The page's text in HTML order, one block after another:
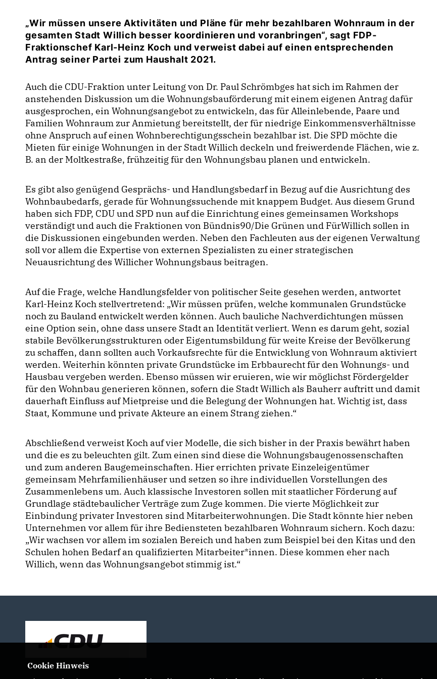
Wir müssen unsere Aktivitäten und Pläne für mehr bezahlbaren Wohnraum in der
gesamten Stadt Willich besser koordinieren und voranbringen“, sagt FDP-
Fraktionschef Karl-Heinz Koch und verweist dabei auf einen entsprechenden
Antrag seiner Partei zum Haushalt 2021.
Auch die CDU-Fraktion unter Leitung von Dr. Paul Schrömbges hat sich im Rahmen der
anstehenden Diskussion um die Wohnungsbauförderung mit einem eigenen Antrag dafür
ausgesprochen, ein Wohnungsangebot zu entwickeln, das für Alleinlebende, Paare und
Familien Wohnraum zur Anmietung bereitstellt, der für niedrige Einkommensverhältnisse
ohne Anspruch auf einen Wohnberechtigungsschein bezahlbar ist. Die SPD möchte die
Mieten für einige Wohnungen in der Stadt Willich deckeln und freiwerdende Flächen, wie z.
B. an der Moltkestraße, frühzeitig für den Wohnungsbau planen und entwickeln.
Es gibt also genügend Gesprächs- und Handlungsbedarf in Bezug auf die Ausrichtung des
Wohnbaubedarfs, gerade für Wohnungssuchende mit knappem Budget. Aus diesem Grund
haben sich FDP, CDU und SPD nun auf die Einrichtung eines gemeinsamen Workshops
verständigt und auch die Fraktionen von Bündnis90/Die Grünen und FürWillich sollen in
die Diskussionen eingebunden werden. Neben den Fachleuten aus der eigenen Verwaltung
soll vor allem die Expertise von externen Spezialisten zu einer strategischen
Neuausrichtung des Willicher Wohnungsbaus beitragen.
Auf die Frage, welche Handlungsfelder von politischer Seite gesehen werden, antwortet
Karl-Heinz Koch stellvertretend: „Wir müssen prüfen, welche kommunalen Grundstücke
noch zu Bauland entwickelt werden können. Auch bauliche Nachverdichtungen müssen
eine Option sein, ohne dass unsere Stadt an Identität verliert. Wenn es darum geht, sozial
stabile Bevölkerungsstrukturen oder Eigentumsbildung für weite Kreise der Bevölkerung
zu schaffen, dann sollten auch Vorkaufsrechte für die Entwicklung von Wohnraum aktiviert
werden. Weiterhin könnten private Grundstücke im Erbbaurecht für den Wohnungs- und
Hausbau vergeben werden. Ebenso müssen wir eruieren, wie wir möglichst Fördergelder
für den Wohnbau generieren können, sofern die Stadt Willich als Bauherr auftritt und damit
dauerhaft Einfluss auf Mietpreise und die Belegung der Wohnungen hat. Wichtig ist, dass
Staat, Kommune und private Akteure an einem Strang ziehen.“
Abschließend verweist Koch auf vier Modelle, die sich bisher in der Praxis bewährt haben
und die es zu beleuchten gilt. Zum einen sind diese die Wohnungsbaugenossenschaften
und zum anderen Baugemeinschaften. Hier errichten private Einzeleigentümer
gemeinsam Mehrfamilienhäuser und setzen so ihre individuellen Vorstellungen des
Zusammenlebens um. Auch klassische Investoren sollen mit staatlicher Förderung auf
Grundlage städtebaulicher Verträge zum Zuge kommen. Die vierte Möglichkeit zur
Einbindung privater Investoren sind Mitarbeiterwohnungen. Die Stadt könnte hier neben
Unternehmen vor allem für ihre Bediensteten bezahlbaren Wohnraum sichern. Koch dazu:
Wir wachsen vor allem im sozialen Bereich und haben zum Beispiel bei den Kitas und den
Schulen hohen Bedarf an qualifizierten Mitarbeiter*innen. Diese kommen eher nach
Willich, wenn das Wohnungsangebot stimmig ist.“
Cookie Hinweis